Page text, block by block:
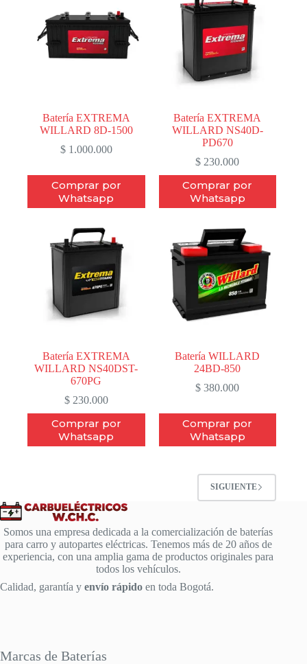
Batería EXTREMA
WILLARD 8D-1500
$1.000.000
Comprar por
Whatsapp
Batería EXTREMA
WILLARD NS40D-
PD670
$ 230.000
Comprar por
Whatsapp
Batería EXTREMA
WILLARD NS40DST-
670PG
$230.000
Comprar por
Whatsapp
Batería WILLARD
24BD-850
$ 380.000
Comprar por
Whatsapp
SIGUIENTE
Somos una empresa dedicada a la comercialización de baterías
para carro y autopartes eléctricas. Tenemos más de 20 años de
experiencia, con una amplia gama de productos originales para
todos los vehículos.
Calidad, garantía y envío rápido en toda Bogotá.
Marcas de Baterías